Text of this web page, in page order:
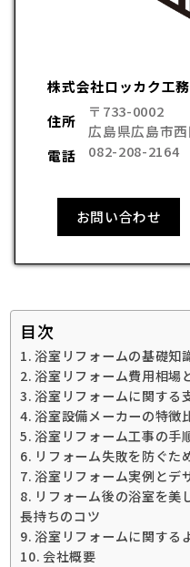
株式会社ロッカク工
住所
〒733-0002
広島県広島市
電話
082-208-2164
お問い合わせ
目次
浴室リフォームの基礎知
浴室リフォーム費用相場
浴室リフォームに関する
浴室設備メーカーの特徴
浴室リフォーム工事の手
リフォーム失敗を防ぐた
浴室リフォーム実例とデ
リフォーム後の浴室を美
長持ちのコツ
浴室リフォームに関する
会社概要